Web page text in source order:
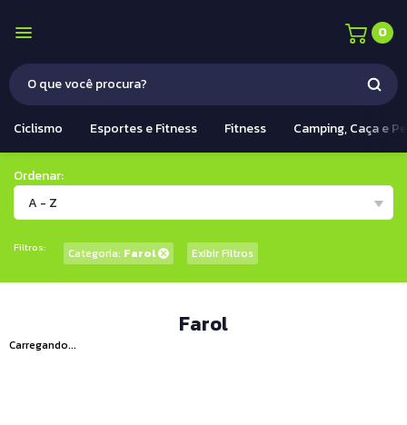
0
Ciclismo Esportes e Fitness Fitness Camping, Caça e
Ordenar:
A - Z
Filtros: Categoria: Farol Exibir Filtros
Farol
Carregando...